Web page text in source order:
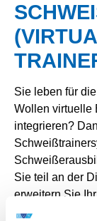
Sie leben für
Wollen virtuelle
integrieren?
Sie teil an der
erweitern Sie
zum VWTS-